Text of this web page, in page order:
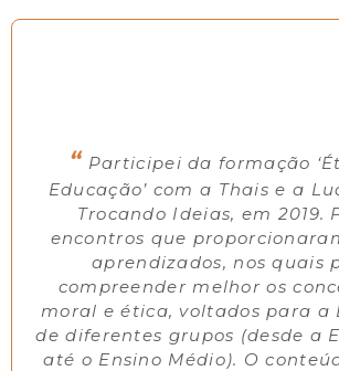
“ Participei da formação
Educação’ com a Thais e a
Trocando Ideias, em 2019.
encontros que
aprendizados, nos quais
compreender melhor os
moral e ética, voltados para a
de diferentes grupos (desde a
até o Ensino Médio). O